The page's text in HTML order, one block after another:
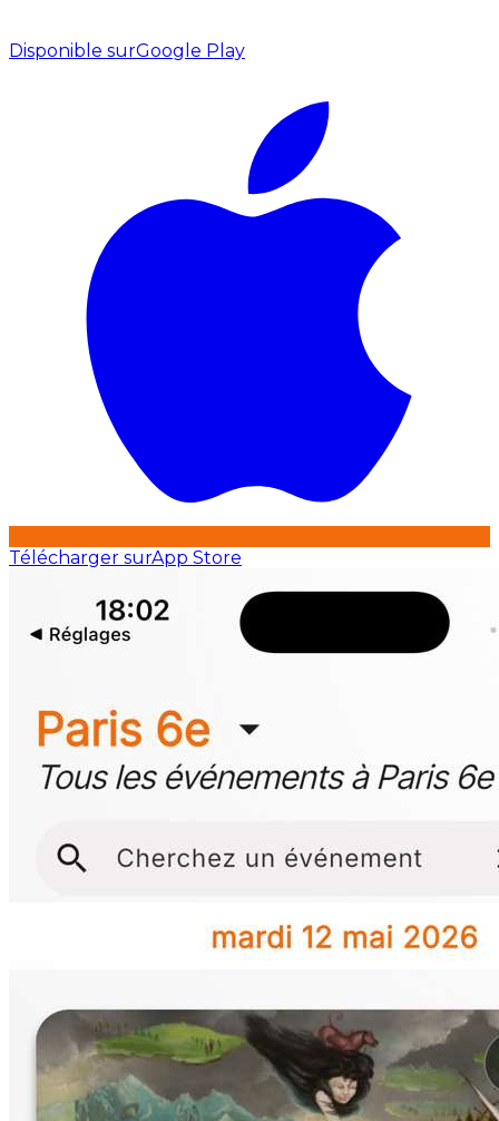
Disponible surGoogle Play
Télécharger surApp Store